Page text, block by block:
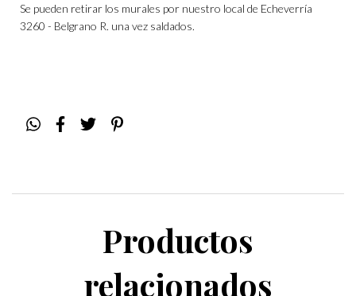
Se pueden retirar los murales por nuestro local de Echeverría
3260 - Belgrano R. una vez saldados.
Productos
relacionados